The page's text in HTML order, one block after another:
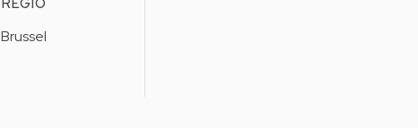
REGIO
Brussel